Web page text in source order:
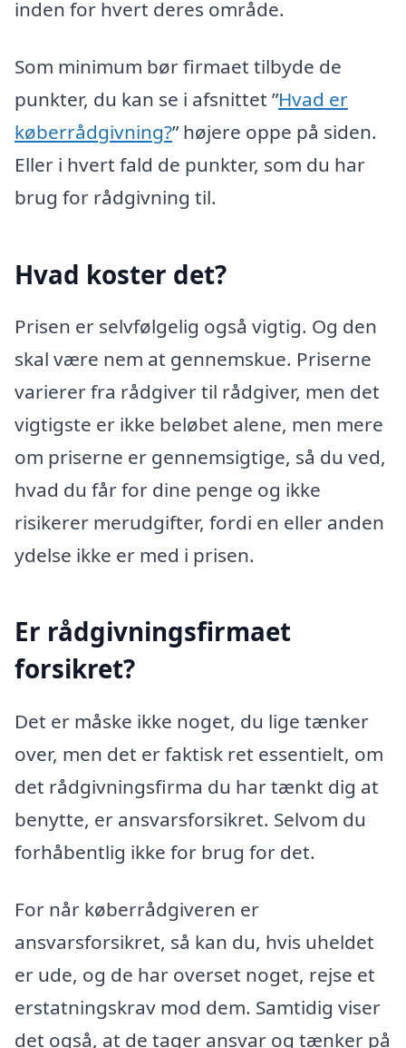
inden for hvert deres område.
Som minimum bør firmaet tilbyde de
punkter, du kan se i afsnittet ”Hvad er
køberrådgivning?” højere oppe på siden.
Eller i hvert fald de punkter, som du har
brug for rådgivning til.
Hvad koster det?
Prisen er selvfølgelig også vigtig. Og den
skal være nem at gennemskue. Priserne
varierer fra rådgiver til rådgiver, men det
vigtigste er ikke beløbet alene, men mere
om priserne er gennemsigtige, så du ved,
hvad du får for dine penge og ikke
risikerer merudgifter, fordi en eller anden
ydelse ikke er med i prisen.
Er rådgivningsfirmaet
forsikret?
Det er måske ikke noget, du lige tænker
over, men det er faktisk ret essentielt, om
det rådgivningsfirma du har tænkt dig at
benytte, er ansvarsforsikret. Selvom du
forhåbentlig ikke for brug for det.
For når køberrådgiveren er
ansvarsforsikret, så kan du, hvis uheldet
er ude, og de har overset noget, rejse et
erstatningskrav mod dem. Samtidig viser
det også, at de tager ansvar og tænker på